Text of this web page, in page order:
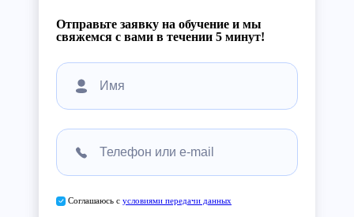
Отправьте заявку на обучение и мы
свяжемся с вами в течении 5 минут!
Соглашаюсь с условиями передачи данных